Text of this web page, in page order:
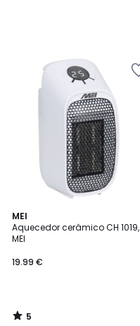
MEI
Aquecedor cerâmico CH 1019,
MEI
19.99 €
5
/
5
5
/